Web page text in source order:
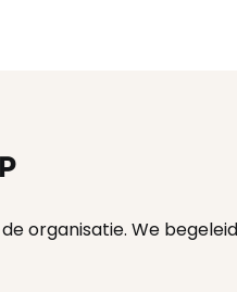
organisatie. We